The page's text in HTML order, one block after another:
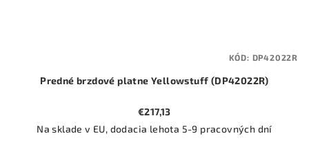
Predné brzdové platne Yellowstuff (DP42022R)
€217,13
Na sklade v EU, dodacia lehota 5-9 pracovných dní
KÓD: DP42022R